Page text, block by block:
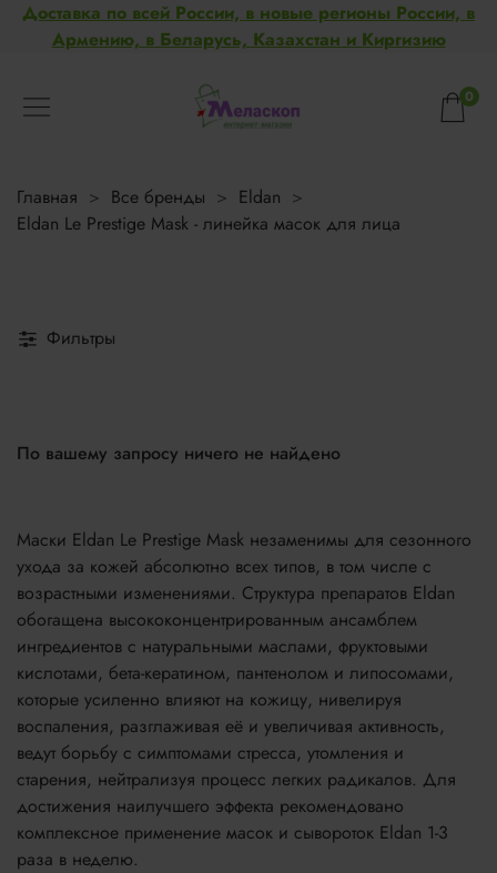
Доставка по всей России, в новые регионы России, в
Армению, в Беларусь, Казахстан и Киргизию
0
Главная Все бренды
Eldan
Eldan Le Prestige Mask - линейка масок для лица
Фильтры
По вашему запросу ничего не найдено
Маски Eldan Le Prestige Mask незаменимы для сезонного
ухода за кожей абсолютно всех типов, в том числе с
возрастными изменениями. Структура препаратов Eldan
обогащена высококонцентрированным ансамблем
ингредиентов с натуральными маслами, фруктовыми
кислотами, бета-кератином, пантенолом и липосомами,
которые усиленно влияют на кожицу, нивелируя
воспаления, разглаживая её и увеличивая активность,
ведут борьбу с симптомами стресса, утомления и
старения, нейтрализуя процесс легких радикалов. Для
достижения наилучшего эффекта рекомендовано
комплексное применение масок и сывороток Eldan 1-3
раза в неделю.